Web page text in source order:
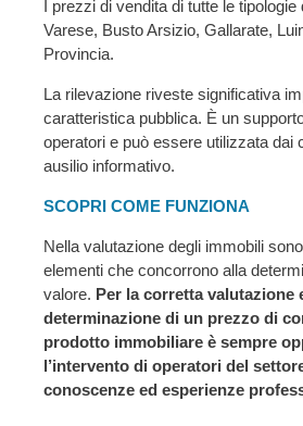
I prezzi di vendita di tutte le
Varese, Busto Arsizio, Gallarate,
Provincia.
La rilevazione riveste significativa
caratteristica pubblica. È un
operatori e può essere utilizzata dai
ausilio informativo.
SCOPRI COME FUNZIONA
Nella valutazione degli immobili
elementi che concorrono alla
valore. Per la corretta valutazione
determinazione di un prezzo di
prodotto immobiliare è sempre
l’intervento di operatori del
conoscenze ed esperienze